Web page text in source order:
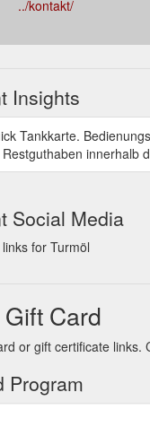
../kontakt/
Insights
Tankkarte.
innerhalb
Social Media
for Turmöl
Card
or gift certificate links.
Program